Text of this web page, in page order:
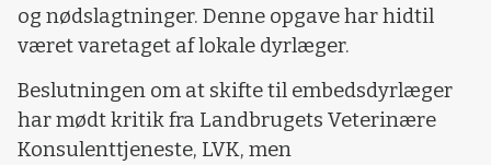
og nødslagtninger. Denne opgave har hidtil
været varetaget af lokale dyrlæger.
Beslutningen om at skifte til embedsdyrlæger
har mødt kritik fra Landbrugets Veterinære
Konsulenttjeneste, LVK, men